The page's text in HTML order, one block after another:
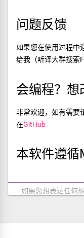
问题反馈
如果您在使用过程中
给我（听译大群搜索
会编程？想
非常欢迎，如有需要
在GitHub
本软件遵循
如果您想表达任何